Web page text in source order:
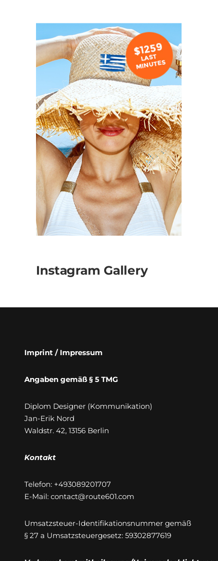
Instagram Gallery
Imprint / Impressum
Angaben gemäß § 5 TMG
Diplom Designer (Kommunikation)
Jan-Erik Nord
Waldstr. 42, 13156 Berlin
Kontakt
Telefon: +493089201707
E-Mail: contact@route601.com
Umsatzsteuer-Identifikationsnummer gemäß
§ 27 a Umsatzsteuergesetz: 59302877619